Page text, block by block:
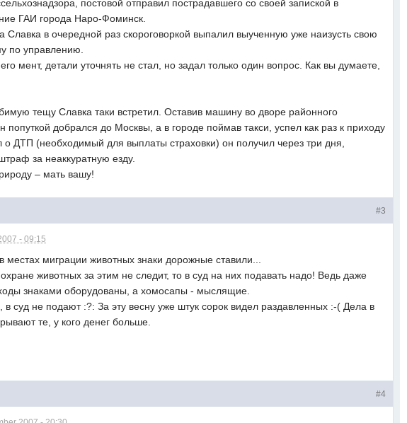
постовой отправил пострадавшего со своей запиской в
ГАИ города Наро-Фоминск.
Славка в очередной раз скороговоркой выпалил выученную уже наизусть свою
по управлению.
мент, детали уточнять не стал, но задал только один вопрос. Как вы думаете,
тещу Славка таки встретил. Оставив машину во дворе районного
попуткой добрался до Москвы, а в городе поймав такси, успел как раз к приходу
о ДТП (необходимый для выплаты страховки) он получил через три дня,
за неаккуратную езду.
– мать вашу!
#3
- 09:15
миграции животных знаки дорожные ставили...
животных за этим не следит, то в суд на них подавать надо! Ведь даже
знаками оборудованы, а хомосапы - мыслящие.
в суд не подают :?: За эту весну уже штук сорок видел раздавленных :-( Дела в
те, у кого денег больше.
#4